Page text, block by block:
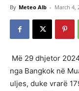
By Meteo Alb - March 4,
Më 29 dhjetor
nga Bangkok në
uljes, duke vrarë